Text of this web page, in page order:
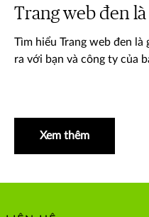
Trang web đen là
Tìm hiểu Trang web đen
ra với bạn và công ty của
Xem thêm